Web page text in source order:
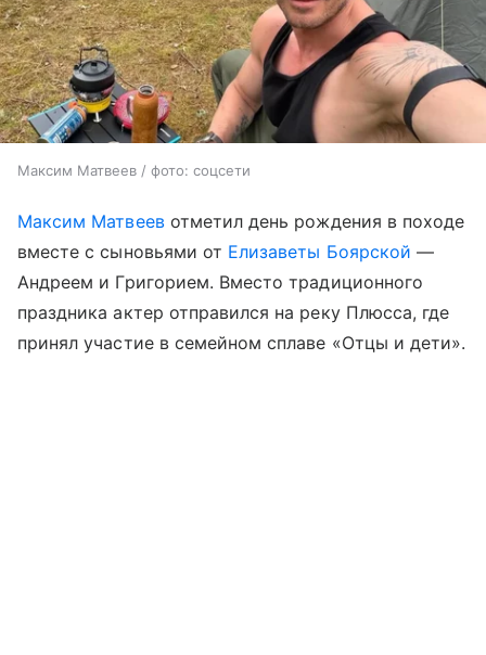
Максим Матвеев / фото: соцсети
Максим Матвеевотметил день рождения в походе
вместе с сыновьями от Елизаветы Боярской —
Андреем и Григорием. Вместо традиционного
праздника актер отправился на реку Плюсса, где
принял участие в семейном сплаве «Отцы и дети».